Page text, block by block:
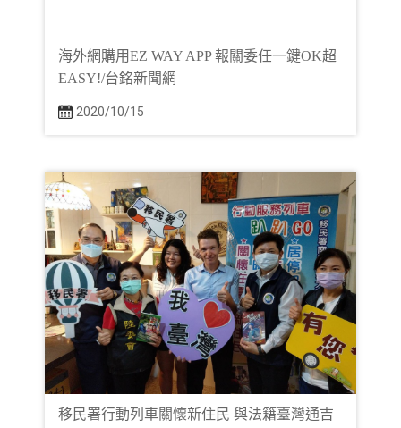
海外網購用EZ WAY APP 報關委任一鍵OK超
EASY!/台銘新聞網
2020/10/15
移民署行動列車關懷新住民 與法籍臺灣通吉